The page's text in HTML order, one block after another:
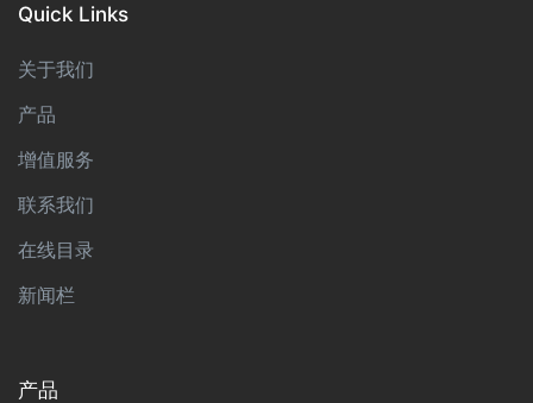
Quick Links
关于我们
产品
增值服务
联系我们
在线目录
新闻栏
产品